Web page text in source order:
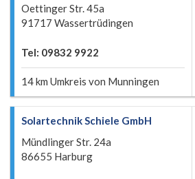
Oettinger Str. 45a
91717 Wassertrüdingen
Tel: 09832 9922
14 km Umkreis von Munningen
Solartechnik Schiele GmbH
Mündlinger Str. 24a
86655 Harburg